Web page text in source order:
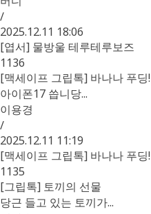
/
2025.12.11 18:06
[엽서] 물방울 테루테루보즈
1136
[맥세이프 그립톡] 바나나 푸딩!
아이폰17 씁니당...
이용경
/
2025.12.11 11:19
[맥세이프 그립톡] 바나나 푸딩!
1135
[그립톡] 토끼의 선물
당근 들고 있는 토끼가...